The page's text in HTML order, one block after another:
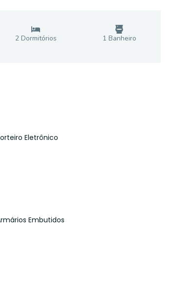
2Dormitórios 1 Banheiro
Eletrônico
Embutidos